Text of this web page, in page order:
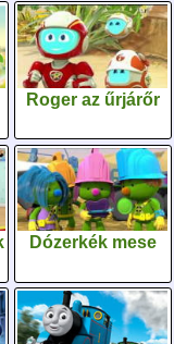
Roger az űrjárőr
Dózerkék mese